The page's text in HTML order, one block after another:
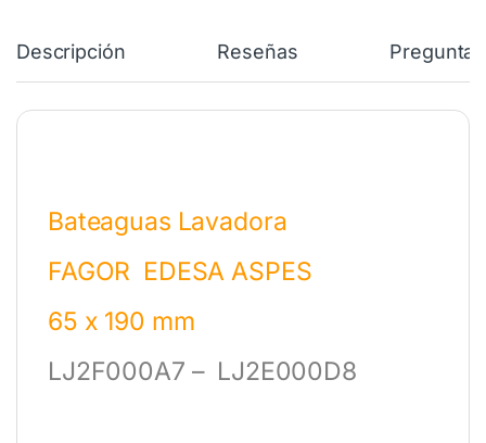
Descripción Reseñas
Bateaguas Lavadora
FAGOR EDESA ASPES
65 x 190 mm
LJ2F000A7 – LJ2E000D8